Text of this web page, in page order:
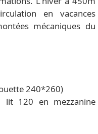
en vacances
mécaniques du
240*260)
120 en mezzanine